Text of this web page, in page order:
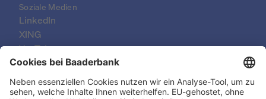
Soziale Medien
LinkedIn
XING
YouTube